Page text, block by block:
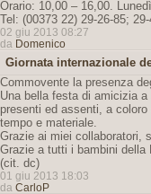
Orario: 10,00 – 16,00.
Tel: (00373 22) 29-26-85;
02 giu 2013 08:27
da Domenico
Giornata internazionale
Commovente la presenza
Una bella festa di amicizia
presenti ed assenti, a
tempo e materiale.
Grazie ai miei collaboratori,
Grazie a tutti i bambini della
(cit. dc)
01 giu 2013 18:03
da CarloP